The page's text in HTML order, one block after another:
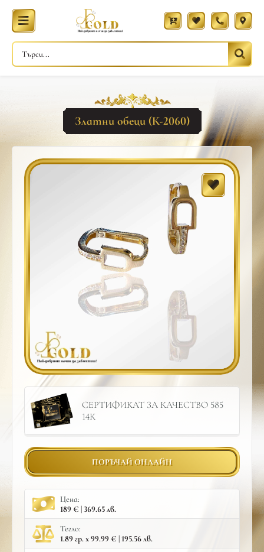
Златни обеци (К-2060)
СЕРТИФИКАТ ЗА КАЧЕСТВО 585
14К
ПОРЪЧАЙ ОНЛАЙН
Цена:
189 € | 369.65 лв.
Тегло:
1.89 гр. x 99.99 € | 195.56 лв.